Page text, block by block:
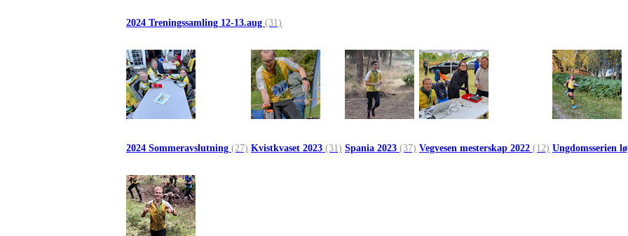
2024 Treningssamling 12-13.aug (31)
2024 Sommeravslutning (27) Kvistkvaset 2023 (31) Spania 2023 (37) Vegvesen mesterskap 2022 (12) Ungdomsserien